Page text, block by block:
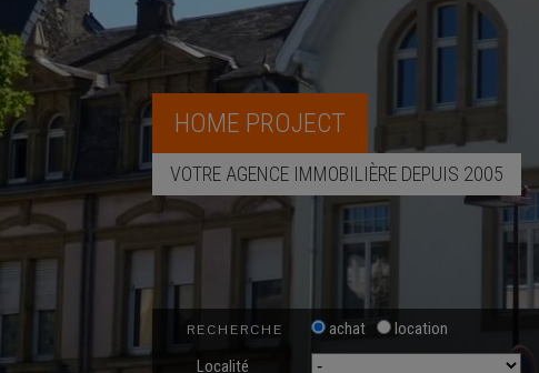
HOME PROJECT
VOTRE AGENCE IMMOBILIÈRE DEPUIS 2005
RECHERCHE achat
location
Localité